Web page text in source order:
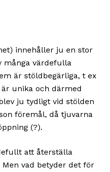
innehåller ju en stor
många värdefulla
är stöldbegärliga, t ex
unika och därmed
ju tydligt vid stölden
föremål, då tjuvarna
(?).
att återställa
vad betyder det för